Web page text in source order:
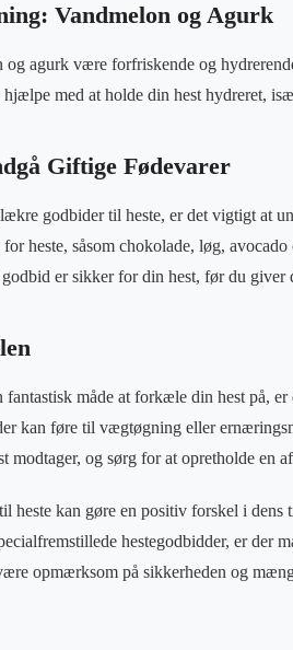
Vandmelon og Agurk
agurk være forfriskende og
med at holde din hest hydreret,
Giftige Fødevarer
godbider til heste, er det vigtigt at
heste, såsom chokolade, løg,
er sikker for din hest, før du giver
måde at forkæle din hest på,
kan føre til vægtøgning eller
modtager, og sørg for at opretholde en
heste kan gøre en positiv forskel i
hestegodbidder, er der
opmærksom på sikkerheden og